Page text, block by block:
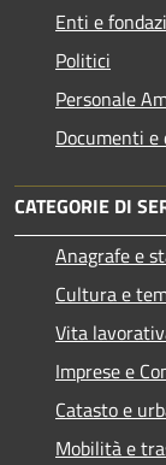
Enti e
Politici
Personale
Documenti e
CATEGORIE DI
Anagrafe e
Cultura e
Vita
Imprese e
Catasto e
Mobilità e